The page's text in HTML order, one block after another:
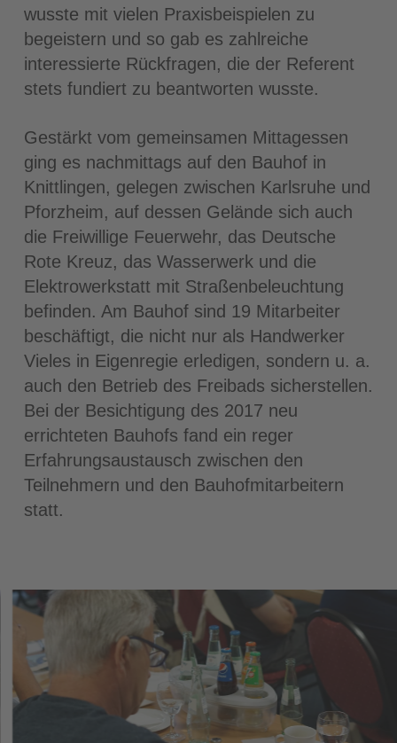
wusste mit vielen Praxisbeispielen zu
begeistern und so gab es zahlreiche
interessierte Rückfragen, die der Referent
stets fundiert zu beantworten wusste.
Gestärkt vom gemeinsamen Mittagessen
ging es nachmittags auf den Bauhof in
Knittlingen, gelegen zwischen Karlsruhe und
Pforzheim, auf dessen Gelände sich auch
die Freiwillige Feuerwehr, das Deutsche
Rote Kreuz, das Wasserwerk und die
Elektrowerkstatt mit Straßenbeleuchtung
befinden. Am Bauhof sind 19 Mitarbeiter
beschäftigt, die nicht nur als Handwerker
Vieles in Eigenregie erledigen, sondern u. a.
auch den Betrieb des Freibads sicherstellen.
Bei der Besichtigung des 2017 neu
errichteten Bauhofs fand ein reger
Erfahrungsaustausch zwischen den
Teilnehmern und den Bauhofmitarbeitern
statt.